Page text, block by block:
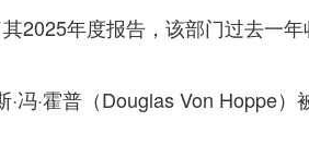
2025年度报告，该部门过去一
冯·霍普（Douglas Von Hoppe